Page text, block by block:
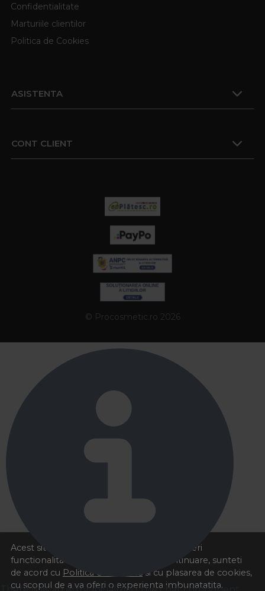
Acest site foloseste cookies pentru a va oferi
functionalitatea dorita. Navigand in continuare, sunteti
de acord cu Politica de cookies si cu plasarea de cookies,
cu scopul de a va oferi o experienta imbunatatita.
Confidentialitate
Marturiile clientilor
Politica de Cookies
ASISTENTA
CONT CLIENT
© Procosmetic.ro 2026